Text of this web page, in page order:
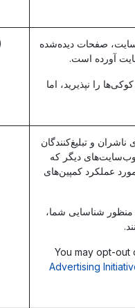
صفحات دیده‌شده
آورده است.
را نپذیرید، اما
و تبلیغ‌کنندگان
وب‌سایت‌های دیگر که
عملکرد کمپین‌های
شناسایی شما،
You may opt-
Advertising